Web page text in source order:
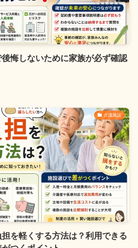
悔しないために家族が必ず確認
介護施設
を軽くする方法は？利用できる